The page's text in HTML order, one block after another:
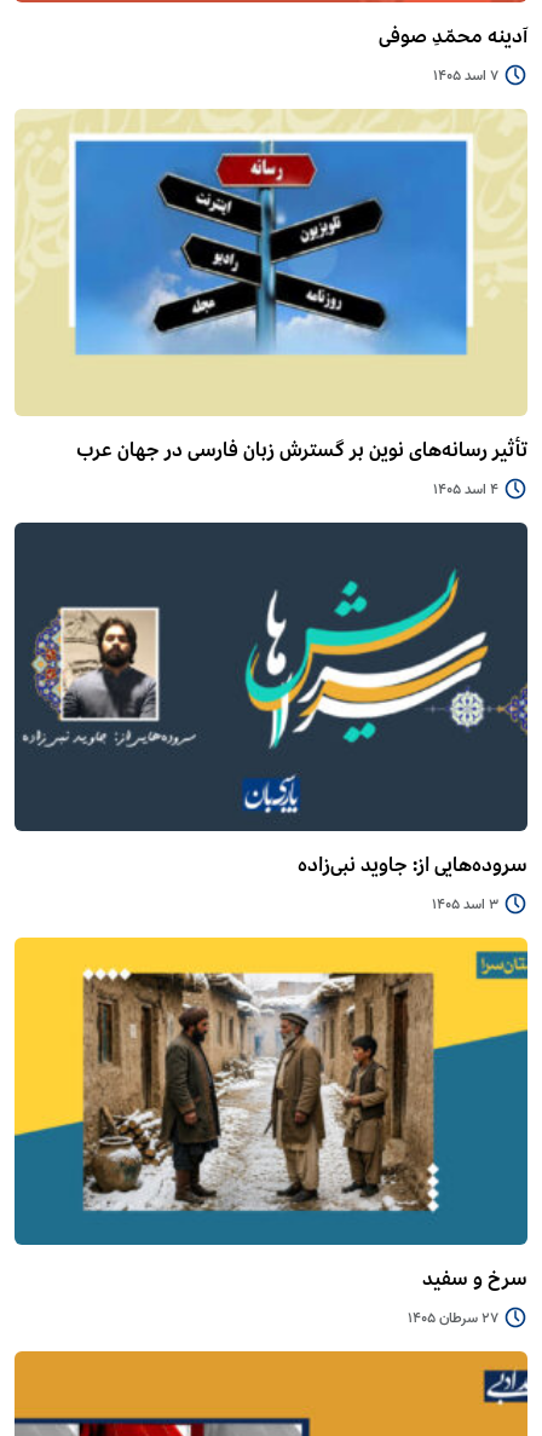
آدینه محمّدِ صوفی
7 اسد 1405
تأثیر رسانه‌های نوین بر گسترش زبان فارسی در جهان عرب
4 اسد 1405
سروده‌هایی از: جاوید نبی‌زاده
3 اسد 1405
سرخ و سفید
27 سرطان 1405